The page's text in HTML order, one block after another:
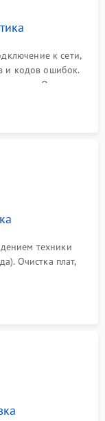
к сети,
и кодов ошибок.
Оценка
питания без
техники
Очистка плат,
и замыканий.